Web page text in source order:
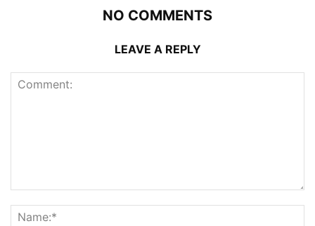
NO COMMENTS
LEAVE A REPLY